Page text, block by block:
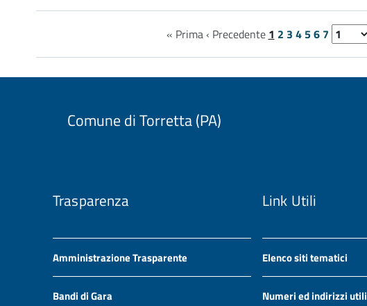
« Prima‹ Precedente 1 2 3 456 7
Comune di Torretta (PA)
Trasparenza
Amministrazione Trasparente
Bandi di Gara
Link Utili
Elenco siti tematici
Numeri ed indirizzi utili